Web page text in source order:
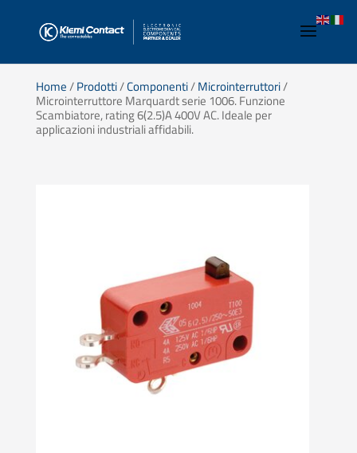
Home/Prodotti/Componenti/Microinterruttori/
Microinterruttore Marquardt serie 1006. Funzione
Scambiatore, rating 6(2.5)A 400V AC. Ideale per
applicazioni industriali affidabili.